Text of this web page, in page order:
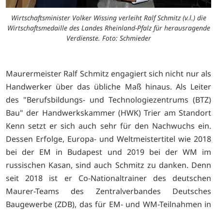
Wirtschaftsminister Volker Wissing verleiht Ralf Schmitz (v.l.) die
Wirtschaftsmedaille des Landes Rheinland-Pfalz für herausragende
Verdienste. Foto: Schmieder
Maurermeister Ralf Schmitz engagiert sich nicht nur als
Handwerker über das übliche Maß hinaus. Als Leiter
des "Berufsbildungs- und Technologiezentrums (BTZ)
Bau" der Handwerkskammer (HWK) Trier am Standort
Kenn setzt er sich auch sehr für den Nachwuchs ein.
Dessen Erfolge, Europa- und Weltmeistertitel wie 2018
bei der EM in Budapest und 2019 bei der WM im
russischen Kasan, sind auch Schmitz zu danken. Denn
seit 2018 ist er Co-Nationaltrainer des deutschen
Maurer-Teams des Zentralverbandes Deutsches
Baugewerbe (ZDB), das für EM- und WM-Teilnahmen in